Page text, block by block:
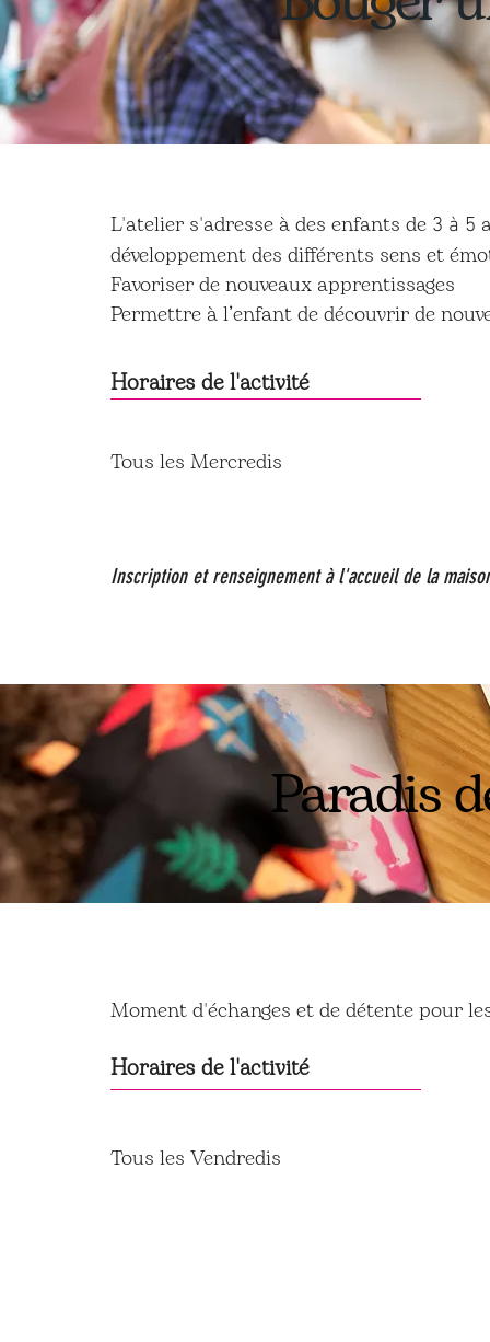
Horaires de l'activité
L'atelier s'adresse à des enfants de 3 à 5
développement des différents sens et
Favoriser de nouveaux apprentissages
Permettre à l’enfant de découvrir de
Tous les Mercredis
Inscription et renseignement à l'accueil de la
Paradis
Moment d'échanges et de détente pour
Tous les Vendredis
Horaires de l'activité